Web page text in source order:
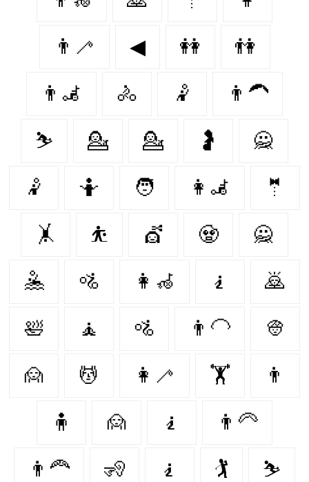
👨‍🦯‍ ◀ 👭 👫
👨‍🦼 🚴‍ 🤾 👨‍🦱
⛷️ 💁‍ 💁 🤰 🙅
🤾‍ 🤷‍ 🧑‍ 👩‍🦼 🤵
🤸‍ ⛹️ 💇 🧟‍ 🙅‍
🤽‍ 🚵 👩‍🦽 🧎 🙇‍
🛀 🧘 🚵‍ 👨‍🦲 👳‍
🙍‍ 💆‍ 👩‍🦯 🏋️ 👨‍
🧍‍ 🙍 🧎‍ 👨‍🦳
👨‍🦰 🧏‍ 🧎‍️ 🏌️ ⛷